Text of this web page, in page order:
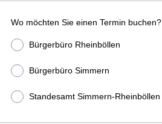
Wo möchten Sie einen Termin buchen?
Bürgerbüro Rheinböllen
Bürgerbüro Simmern
Standesamt Simmern-Rheinböllen